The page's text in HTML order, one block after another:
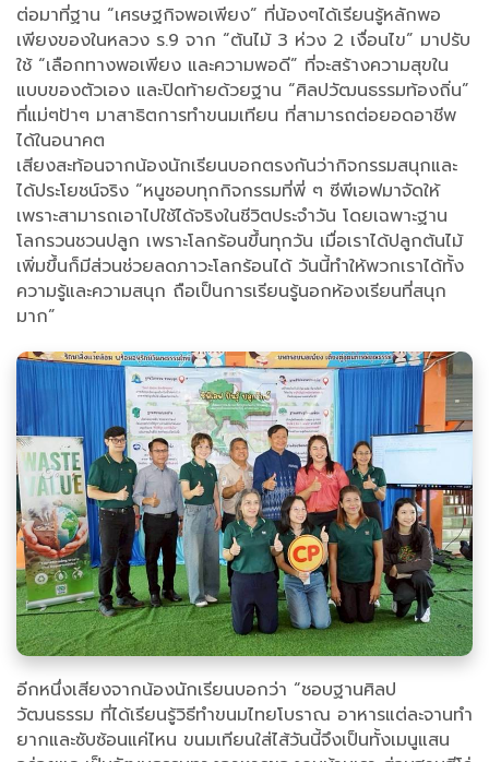
ต่อมาที่ฐาน “เศรษฐกิจพอเพียง” ที่น้องๆได้เรียนรู้หลักพอ
เพียงของในหลวง ร.9 จาก “ต้นไม้ 3 ห่วง 2 เงื่อนไข” มาปรับ
ใช้ “เลือกทางพอเพียง และความพอดี” ที่จะสร้างความสุขใน
แบบของตัวเอง และปิดท้ายด้วยฐาน “ศิลปวัฒนธรรมท้องถิ่น”
ที่แม่ๆป้าๆ มาสาธิตการทำขนมเทียน ที่สามารถต่อยอดอาชีพ
ได้ในอนาคต
เสียงสะท้อนจากน้องนักเรียนบอกตรงกันว่ากิจกรรมสนุกและ
ได้ประโยชน์จริง “หนูชอบทุกกิจกรรมที่พี่ ๆ ซีพีเอฟมาจัดให้
เพราะสามารถเอาไปใช้ได้จริงในชีวิตประจำวัน โดยเฉพาะฐาน
โลกรวนชวนปลูก เพราะโลกร้อนขึ้นทุกวัน เมื่อเราได้ปลูกต้นไม้
เพิ่มขึ้นก็มีส่วนช่วยลดภาวะโลกร้อนได้ วันนี้ทำให้พวกเราได้ทั้ง
ความรู้และความสนุก ถือเป็นการเรียนรู้นอกห้องเรียนที่สนุก
มาก”
อีกหนึ่งเสียงจากน้องนักเรียนบอกว่า “ชอบฐานศิลป
วัฒนธรรม ที่ได้เรียนรู้วิธีทำขนมไทยโบราณ อาหารแต่ละจานทำ
ยากและซับซ้อนแค่ไหน ขนมเทียนใส่ไส้วันนี้จึงเป็นทั้งเมนูแสน